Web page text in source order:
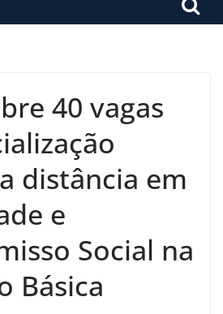
40 vagas
distância em
e
Social na
Básica